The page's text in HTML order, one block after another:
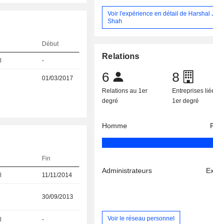
Début
-
01/03/2017
Fin
11/11/2014
30/09/2013
-
Voir l'expérience en détail de Harshal
Shah
Relations
6
Relations au 1er
degré
8
Entreprises
1er degré
Homme
Administrateurs
Voir le réseau personnel